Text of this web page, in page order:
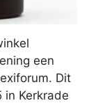
een
Dit
in Kerkrade